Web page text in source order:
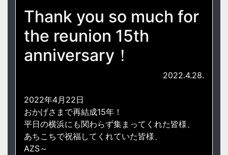
Thank you so much for
the reunion 15th
anniversary！
2022.4.28.
2022年4月22日
おかげさまで再結成15年！
平日の横浜にも関わらず集まってくれた皆様、
あちこちで祝福してくれていた皆様、
AZS～